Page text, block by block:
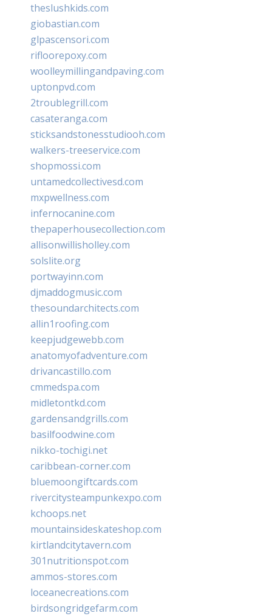
theslushkids.com
giobastian.com
glpascensori.com
rifloorepoxy.com
woolleymillingandpaving.com
uptonpvd.com
2troublegrill.com
casateranga.com
sticksandstonesstudiooh.com
walkers-treeservice.com
shopmossi.com
untamedcollectivesd.com
mxpwellness.com
infernocanine.com
thepaperhousecollection.com
allisonwillisholley.com
solslite.org
portwayinn.com
djmaddogmusic.com
thesoundarchitects.com
allin1roofing.com
keepjudgewebb.com
anatomyofadventure.com
drivancastillo.com
cmmedspa.com
midletontkd.com
gardensandgrills.com
basilfoodwine.com
nikko-tochigi.net
caribbean-corner.com
bluemoongiftcards.com
rivercitysteampunkexpo.com
kchoops.net
mountainsideskateshop.com
kirtlandcitytavern.com
301nutritionspot.com
ammos-stores.com
loceanecreations.com
birdsongridgefarm.com